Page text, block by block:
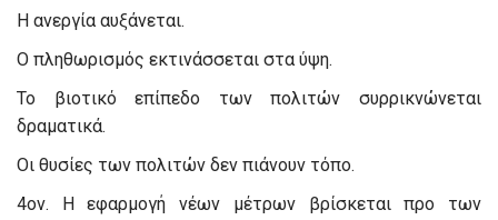
Η ανεργία αυξάνεται.
Ο πληθωρισμός εκτινάσσεται στα ύψη.
Το βιοτικό επίπεδο των πολιτών συρρικνώνεται
δραματικά.
Οι θυσίες των πολιτών δεν πιάνουν τόπο.
4ον. Η εφαρμογή νέων μέτρων βρίσκεται προ των